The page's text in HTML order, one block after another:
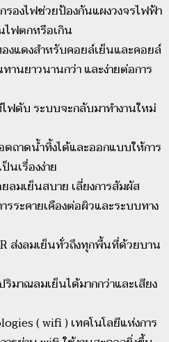
รองไฟช่วยป้องกันแผงวงจรไฟฟ้า
ฟตกหรือเกิน
งแดงสำหรับคอยล์เย็นและคอยล์
านยาวนานกว่า และง่ายต่อการ
ฟดับ ระบบจะกลับมาทำงานใหม่
ดถาดน้ำทิ้งได้และออกแบบให้การ
นเรื่องง่าย
ลมเย็นสบาย เลี่ยงการสัมผัส
รระคายเคืองต่อผิวและระบบทาง
ส่งลมเย็นทั่วถึงทุกพื้นที่ด้วยบาน
มาณลมเย็นได้มากกว่าและเสียง
( wifi ) เทคโนโลยีแห่งการ